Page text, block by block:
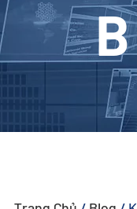
- Hệ Thống Anti-Drone
- - Hệ Thống Anti-
- - - ND-BU001 Hệ
- - - ND-BU002 Hệ
- - - ND-BU004 Hệ